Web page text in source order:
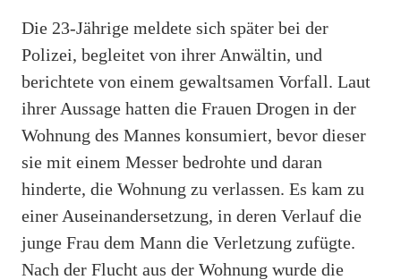
Die 23-Jährige meldete sich später bei der
Polizei, begleitet von ihrer Anwältin, und
berichtete von einem gewaltsamen Vorfall. Laut
ihrer Aussage hatten die Frauen Drogen in der
Wohnung des Mannes konsumiert, bevor dieser
sie mit einem Messer bedrohte und daran
hinderte, die Wohnung zu verlassen. Es kam zu
einer Auseinandersetzung, in deren Verlauf die
junge Frau dem Mann die Verletzung zufügte.
Nach der Flucht aus der Wohnung wurde die